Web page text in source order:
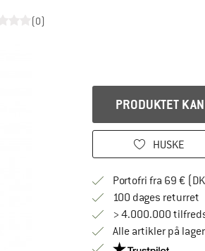
(0)
PRODUKTET
HUSKE
Portofri fra 69 €
100 dages returret
> 4.000.000
Alle artikler på lager
Vi er